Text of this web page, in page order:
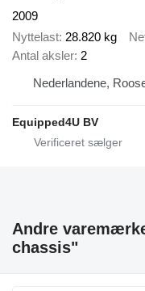
2009
Nyttelast 28.820 kg
Antal aksler 2
Nederlandene,
Equipped4U BV
Andre
chassis"